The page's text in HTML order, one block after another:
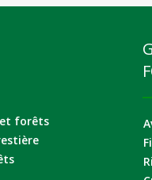
forêts